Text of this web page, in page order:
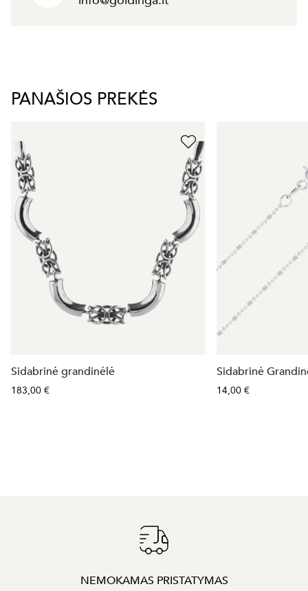
PANAŠIOS PREKĖS
Sidabrinė grandinėlė
183,00 €
Sidabrinė
14,00 €
NEMOKAMAS PRISTATYMAS